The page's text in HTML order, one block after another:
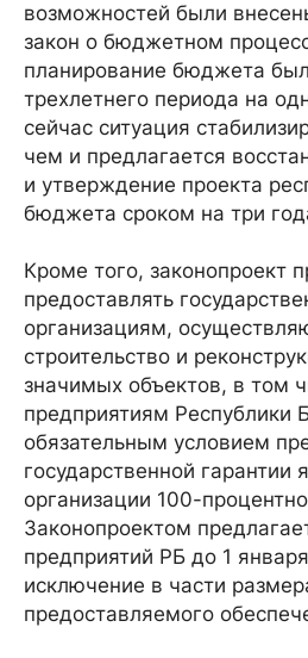
возможностей были
закон о бюджетном
планирование бюджета
трехлетнего периода на
сейчас ситуация
чем и предлагается
и утверждение проекта
бюджета сроком на три
Кроме того, законопроект
предоставлять
организациям,
строительство и
значимых объектов, в том
предприятиям Республики
обязательным условием
государственной гарантии
организации 100-
Законопроектом
предприятий РБ до 1
исключение в части
предоставляемого